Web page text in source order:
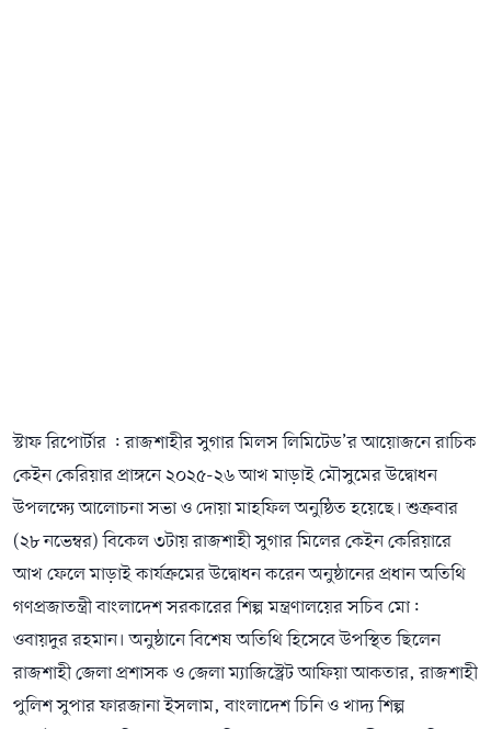
স্টাফ রিপোর্টার : রাজশাহীর সুগার মিলস লিমিটেড’র আয়োজনে রাচিক
কেইন কেরিয়ার প্রাঙ্গনে ২০২৫-২৬ আখ মাড়াই মৌসুমের উদ্বোধন
উপলক্ষ্যে আলোচনা সভা ও দোয়া মাহফিল অনুষ্ঠিত হয়েছে। শুক্রবার
(২৮ নভেম্বর) বিকেল ৩টায় রাজশাহী সুগার মিলের কেইন কেরিয়ারে
আখ ফেলে মাড়াই কার্যক্রমের উদ্বোধন করেন অনুষ্ঠানের প্রধান অতিথি
গণপ্রজাতন্ত্রী বাংলাদেশ সরকারের শিল্প মন্ত্রণালয়ের সচিব মো:
ওবায়দুর রহমান। অনুষ্ঠানে বিশেষ অতিথি হিসেবে উপস্থিত ছিলেন
রাজশাহী জেলা প্রশাসক ও জেলা ম্যাজিস্ট্রেট আফিয়া আকতার, রাজশাহী
পুলিশ সুপার ফারজানা ইসলাম, বাংলাদেশ চিনি ও খাদ্য শিল্প